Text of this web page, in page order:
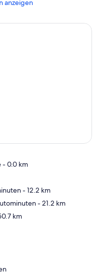
enthalten
Anruf)
anzeigen
- 0.0 km
- 12.2 km
- 21.2 km
km